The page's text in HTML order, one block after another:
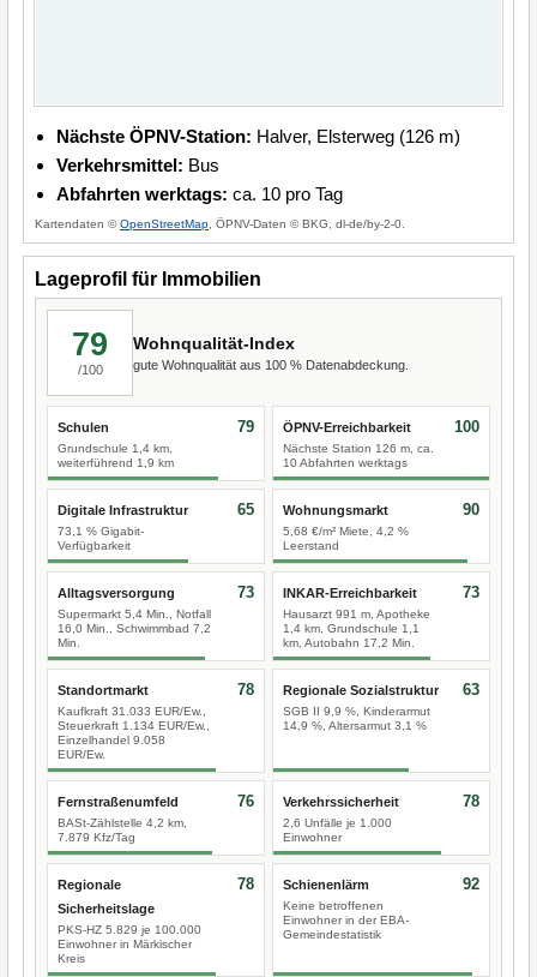
Nächste ÖPNV-Station: Halver, Elsterweg (126 m)
Verkehrsmittel: Bus
Abfahrten werktags: ca. 10 pro Tag
Kartendaten ©OpenStreetMap , ÖPNV-Daten © BKG, dl-de/by-2-0.
Lageprofil für Immobilien
79
/100
Wohnqualität-Index
gute Wohnqualität aus 100 % Datenabdeckung.
Schulen
Grundschule 1,4 km,
weiterführend 1,9 km
79 ÖPNV-Erreichbarkeit
Nächste Station 126 m, ca.
10 Abfahrten werktags
100
Digitale Infrastruktur
73,1 % Gigabit-
Verfügbarkeit
65 Wohnungsmarkt
5,68 €/m² Miete, 4,2 %
Leerstand
90
Alltagsversorgung
Supermarkt 5,4 Min., Notfall
16,0 Min., Schwimmbad 7,2
Min.
73 INKAR-Erreichbarkeit
Hausarzt 991 m, Apotheke
1,4 km, Grundschule 1,1
km, Autobahn 17,2 Min.
73
Standortmarkt
Kaufkraft 31.033 EUR/Ew.,
Steuerkraft 1.134 EUR/Ew.,
Einzelhandel 9.058
EUR/Ew.
78 Regionale Sozialstruktur
SGB II 9,9 %, Kinderarmut
14,9 %, Altersarmut 3,1 %
63
Fernstraßenumfeld
BASt-Zählstelle 4,2 km,
7.879 Kfz/Tag
76 Verkehrssicherheit
2,6 Unfälle je 1.000
Einwohner
78
Regionale
Sicherheitslage
PKS-HZ 5.829 je 100.000
Einwohner in Märkischer
Kreis
78 Schienenlärm
Keine betroffenen
Einwohner in der EBA-
Gemeindestatistik
92